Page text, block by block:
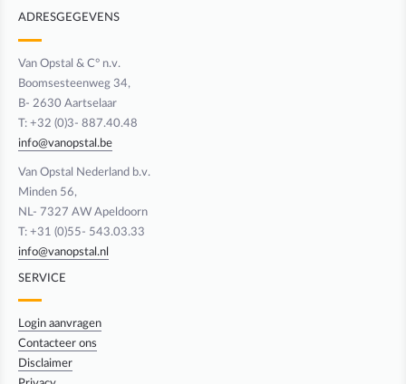
ADRESGEGEVENS
Van Opstal & C° n.v.
Boomsesteenweg 34,
B- 2630 Aartselaar
T: +32 (0)3- 887.40.48
info@vanopstal.be
Van Opstal Nederland b.v.
Minden 56,
NL- 7327 AW Apeldoorn
T: +31 (0)55- 543.03.33
info@vanopstal.nl
SERVICE
Login aanvragen
Contacteer ons
Disclaimer